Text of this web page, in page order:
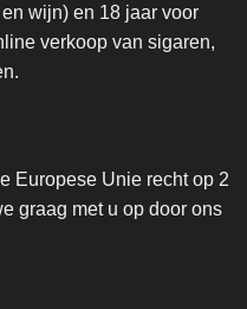
wijn) en 18 jaar voor
verkoop van sigaren,
Europese Unie recht op 2
graag met u op door ons